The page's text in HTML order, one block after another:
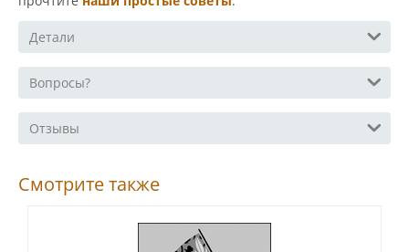
Детали
Вопросы?
Отзывы
Смотрите также